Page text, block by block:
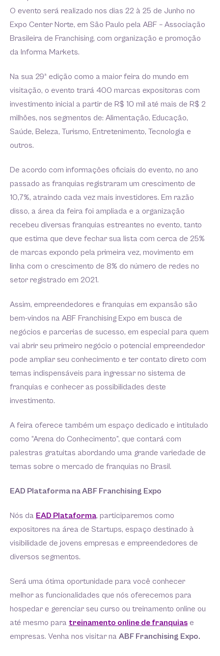
O evento será realizado nos dias 22 à 25 de Junho no
Expo Center Norte, em São Paulo pela ABF – Associação
Brasileira de Franchising, com organização e promoção
da Informa Markets.
Na sua 29ª edição como a maior feira do mundo em
visitação, o evento trará 400 marcas expositoras com
investimento inicial a partir de R$ 10 mil até mais de R$ 2
milhões, nos segmentos de: Alimentação, Educação,
Saúde, Beleza, Turismo, Entretenimento, Tecnologia e
outros.
De acordo com informações oficiais do evento, no ano
passado as franquias registraram um crescimento de
10,7%, atraindo cada vez mais investidores. Em razão
disso, a área da feira foi ampliada e a organização
recebeu diversas franquias estreantes no evento, tanto
que estima que deve fechar sua lista com cerca de 25%
de marcas expondo pela primeira vez, movimento em
linha com o crescimento de 8% do número de redes no
setor registrado em 2021.
Assim, empreendedores e franquias em expansão são
bem-vindos na ABF Franchising Expo em busca de
negócios e parcerias de sucesso, em especial para quem
vai abrir seu primeiro negócio o potencial empreendedor
pode ampliar seu conhecimento e ter contato direto com
temas indispensáveis para ingressar no sistema de
franquias e conhecer as possibilidades deste
investimento.
A feira oferece também um espaço dedicado e intitulado
como “Arena do Conhecimento”, que contará com
palestras gratuitas abordando uma grande variedade de
temas sobre o mercado de franquias no Brasil.
EAD Plataforma na ABF Franchising Expo
Nós da EAD Plataforma, participaremos como
expositores na área de Startups, espaço destinado à
visibilidade de jovens empresas e empreendedores de
diversos segmentos.
Será uma ótima oportunidade para você conhecer
melhor as funcionalidades que nós oferecemos para
hospedar e gerenciar seu curso ou treinamento online ou
até mesmo para treinamento online de franquias e
empresas. Venha nos visitar na ABF Franchising Expo.